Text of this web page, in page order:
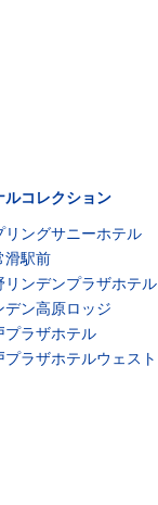
ルコレクション
リングサニーホテル
滑駅前
リンデンプラザホテル
デン高原ロッジ
プラザホテル
プラザホテルウェスト